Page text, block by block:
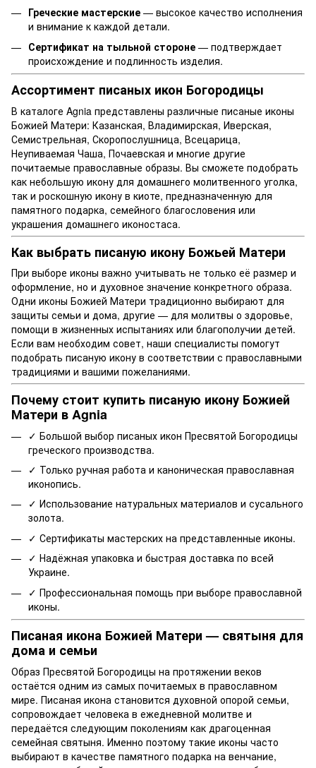
Греческие мастерские — высокое качество исполнения
и внимание к каждой детали.
Сертификат на тыльной стороне — подтверждает
происхождение и подлинность изделия.
Ассортимент писаных икон Богородицы
В каталоге Agnia представлены различные писаные иконы
Божией Матери: Казанская, Владимирская, Иверская,
Семистрельная, Скоропослушница, Всецарица,
Неупиваемая Чаша, Почаевская и многие другие
почитаемые православные образы. Вы сможете подобрать
как небольшую икону для домашнего молитвенного уголка,
так и роскошную икону в киоте, предназначенную для
памятного подарка, семейного благословения или
украшения домашнего иконостаса.
Как выбрать писаную икону Божьей Матери
При выборе иконы важно учитывать не только её размер и
оформление, но и духовное значение конкретного образа.
Одни иконы Божией Матери традиционно выбирают для
защиты семьи и дома, другие — для молитвы о здоровье,
помощи в жизненных испытаниях или благополучии детей.
Если вам необходим совет, наши специалисты помогут
подобрать писаную икону в соответствии с православными
традициями и вашими пожеланиями.
Почему стоит купить писаную икону Божией
Матери в Agnia
✓ Большой выбор писаных икон Пресвятой Богородицы
греческого производства.
✓ Только ручная работа и каноническая православная
иконопись.
✓ Использование натуральных материалов и сусального
золота.
✓ Сертификаты мастерских на представленные иконы.
✓ Надёжная упаковка и быстрая доставка по всей
Украине.
✓ Профессиональная помощь при выборе православной
иконы.
Писаная икона Божией Матери — святыня для
дома и семьи
Образ Пресвятой Богородицы на протяжении веков
остаётся одним из самых почитаемых в православном
мире. Писаная икона становится духовной опорой семьи,
сопровождает человека в ежедневной молитве и
передаётся следующим поколениям как драгоценная
семейная святыня. Именно поэтому такие иконы часто
выбирают в качестве памятного подарка на венчание,